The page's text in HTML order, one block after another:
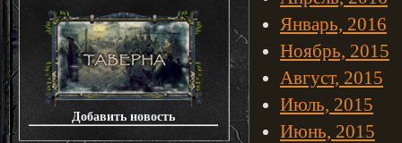
Добавить новость
Январь, 2016
Ноябрь, 2015
Август, 2015
Июль, 2015
Июнь, 2015